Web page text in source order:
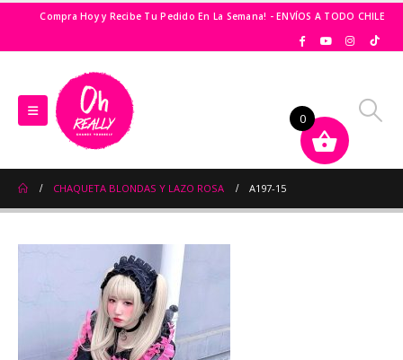
Compra Hoy y Recibe Tu Pedido En La Semana! - ENVÍOS A TODO CHILE
CHAQUETA BLONDAS Y LAZO ROSA A197-15
0